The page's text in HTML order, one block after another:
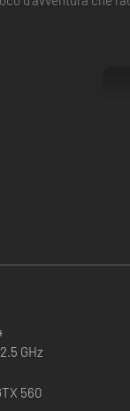
GHz
560